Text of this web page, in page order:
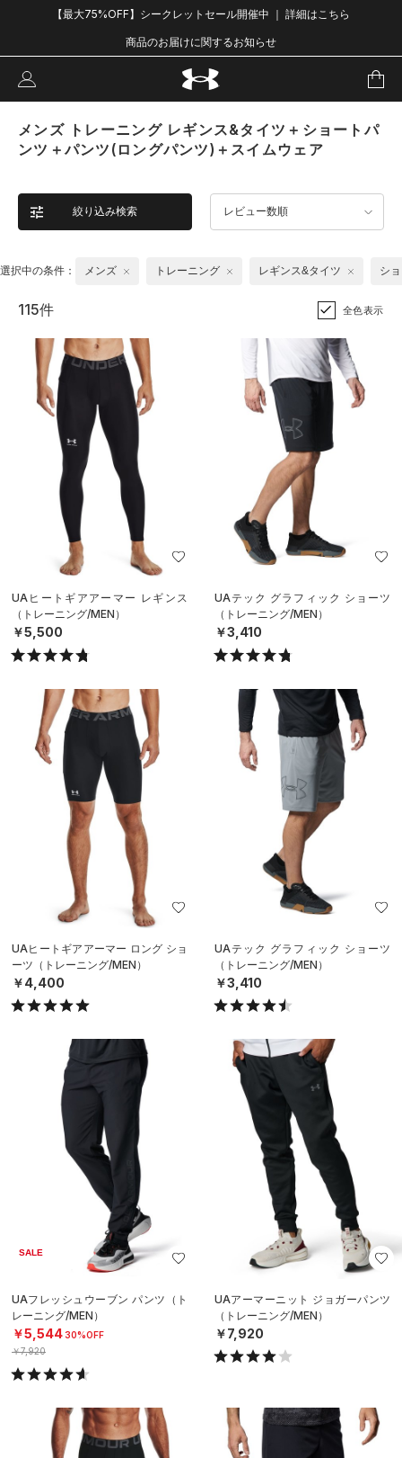
【最大75%OFF】シークレットセール開催中 ｜ 詳細はこちら
商品のお届けに関するお知らせ
メンズ トレーニング レギンス&タイツ＋ショートパ
ンツ＋パンツ(ロングパンツ)＋スイムウェア
絞り込み検索 レビュー数順
選択中の条件： メンズ トレーニング レギンス&タイツ シ
115件 全色表示
UAヒートギアアーマー レギンス
（トレーニング/MEN）
￥5,500
UAテック グラフィック ショーツ
（トレーニング/MEN）
￥3,410
UAヒートギアアーマー ロング ショ
ーツ（トレーニング/MEN）
￥4,400
UAテック グラフィック ショーツ
（トレーニング/MEN）
￥3,410
SALE
UAフレッシュウーブン パンツ（ト
レーニング/MEN）
￥5,54430%OFF
￥7,920
UAアーマーニット ジョガーパンツ
（トレーニング/MEN）
￥7,920